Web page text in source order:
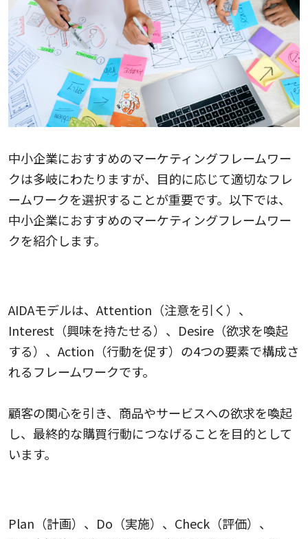
中小企業におすすめのマーケティングフレームワー
クは多岐にわたりますが、目的に応じて適切なフレ
ームワークを選択することが重要です。以下では、
中小企業におすすめのマーケティングフレームワー
クを紹介します。
AIDAモデルは、Attention（注意を引く）、
Interest（興味を持たせる）、Desire（欲求を喚起
する）、Action（行動を促す）の4つの要素で構成さ
れるフレームワークです。
顧客の関心を引き、商品やサービスへの欲求を喚起
し、最終的な購買行動につなげることを目的として
います。
Plan（計画）、Do（実施）、Check（評価）、